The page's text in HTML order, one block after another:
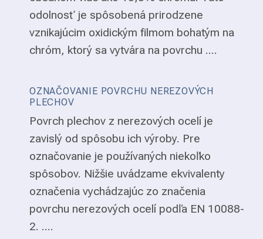
odolnosť je spôsobená prirodzene
vznikajúcim oxidickým filmom bohatým na
chróm, ktorý sa vytvára na povrchu ....
OZNAČOVANIE POVRCHU NEREZOVÝCH
PLECHOV
Povrch plechov z nerezových ocelí je
zavislý od spôsobu ich výroby. Pre
označovanie je používaných niekoľko
spôsobov. Nižšie uvádzame ekvivalenty
označenia vychádzajúc zo značenia
povrchu nerezových ocelí podľa EN 10088-
2. ....